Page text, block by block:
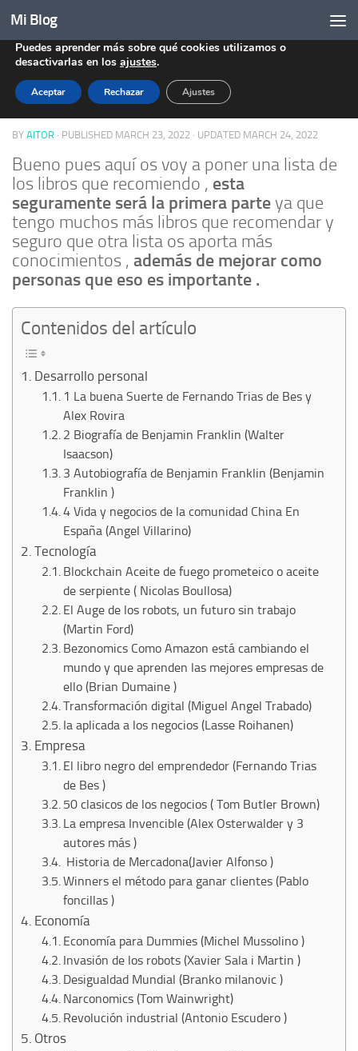
Skip to content
Mi Blog
ECONOMÍA/EMPRESA
Libros que recomiendo
BY AITOR · PUBLISHED MARCH 23, 2022 · UPDATED MARCH 24, 2022
Bueno pues aquí os voy a poner una lista de
los libros que recomiendo , esta
seguramente será la primera parteya que
tengo muchos más libros que recomendar y
seguro que otra lista os aporta más
conocimientos , además de mejorar como
personas que eso es importante .
Contenidos del artículo
Desarrollo personal
1 La buena Suerte de Fernando Trias de Bes y
Alex Rovira
2 Biografía de Benjamin Franklin (Walter
Isaacson)
3 Autobiografía de Benjamin Franklin (Benjamin
Franklin )
4 Vida y negocios de la comunidad China En
España (Angel Villarino)
Tecnología
Blockchain Aceite de fuego prometeico o aceite
de serpiente ( Nicolas Boullosa)
El Auge de los robots, un futuro sin trabajo
(Martin Ford)
Bezonomics Como Amazon está cambiando el
mundo y que aprenden las mejores empresas de
ello (Brian Dumaine )
Transformación digital (Miguel Angel Trabado)
Ia aplicada a los negocios (Lasse Roihanen)
Empresa
El libro negro del emprendedor (Fernando Trias
de Bes )
50 clasicos de los negocios ( Tom Butler Brown)
La empresa Invencible (Alex Osterwalder y 3
autores más )
Historia de Mercadona(Javier Alfonso )
Winners el método para ganar clientes (Pablo
foncillas )
Economía
Economía para Dummies (Michel Mussolino )
Invasión de los robots (Xavier Sala i Martin )
Desigualdad Mundial (Branko milanovic )
Narconomics (Tom Wainwright)
Revolución industrial (Antonio Escudero )
Otros
Utilizamos cookies (Analíticas) para ofrecerte la mejor
experiencia en nuestra web.
Puedes aprender más sobre qué cookies utilizamos o
desactivarlas en los ajustes.
Aceptar Rechazar Ajustes